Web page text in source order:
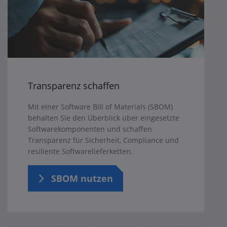
Transparenz schaffen
Mit einer Software Bill of Materials (SBOM)
behalten Sie den Überblick über eingesetzte
Softwarekomponenten und schaffen
Transparenz für Sicherheit, Compliance und
resiliente Softwarelieferketten.
SBOM nutzen